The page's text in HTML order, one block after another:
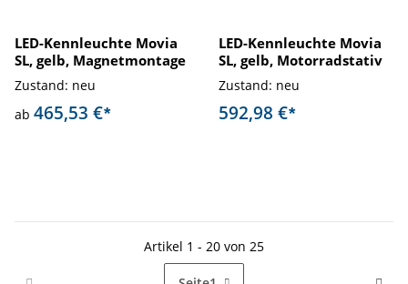
LED-Kennleuchte Movia
SL, gelb, Magnetmontage
Zustand: neu
ab 465,53 €*
LED-Kennleuchte Movia
SL, gelb, Motorradstativ
Zustand: neu
592,98 €*
Artikel 1 - 20 von 25